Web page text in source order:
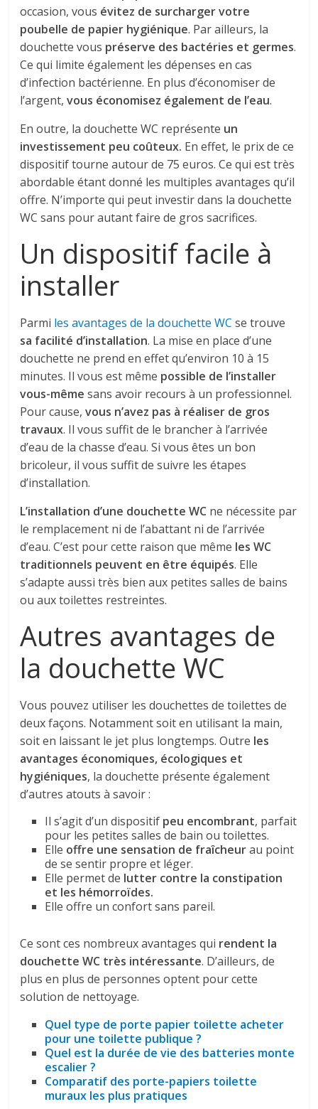
occasion, vous évitez de surcharger votre
poubelle de papier hygiénique. Par ailleurs, la
douchette vous préserve des bactéries et germes.
Ce qui limite également les dépenses en cas
d’infection bactérienne. En plus d’économiser de
l’argent,vous économisez également de l’eau.
En outre, la douchette WC représente un
investissement peu coûteux. En effet, le prix de ce
dispositif tourne autour de 75 euros. Ce qui est très
abordable étant donné les multiples avantages qu’il
offre. N’importe qui peut investir dans la douchette
WC sans pour autant faire de gros sacrifices.
Un dispositif facile à
installer
Parmi les avantages de la douchette WC se trouve
sa facilité d’installation. La mise en place d’une
douchette ne prend en effet qu’environ 10 à 15
minutes. Il vous est même possible de l’installer
vous-même sans avoir recours à un professionnel.
Pour cause,vous n’avez pas à réaliser de gros
travaux. Il vous suffit de le brancher à l’arrivée
d’eau de la chasse d’eau. Si vous êtes un bon
bricoleur, il vous suffit de suivre les étapes
d’installation.
L’installation d’une douchette WC ne nécessite par
le remplacement ni de l’abattant ni de l’arrivée
d’eau. C’est pour cette raison que même les WC
traditionnels peuvent en être équipés. Elle
s’adapte aussi très bien aux petites salles de bains
ou aux toilettes restreintes.
Autres avantages de
la douchette WC
Vous pouvez utiliser les douchettes de toilettes de
deux façons. Notamment soit en utilisant la main,
soit en laissant le jet plus longtemps. Outre les
avantages économiques, écologiques et
hygiéniques, la douchette présente également
d’autres atouts à savoir :
Il s’agit d’un dispositif peu encombrant, parfait
pour les petites salles de bain ou toilettes.
Elle offre une sensation de fraîcheurau point
de se sentir propre et léger.
Elle permet de lutter contre la constipation
et les hémorroïdes.
Elle offre un confort sans pareil.
Ce sont ces nombreux avantages qui rendent la
douchette WC très intéressante. D’ailleurs, de
plus en plus de personnes optent pour cette
solution de nettoyage.
Quel type de porte papier toilette acheter
pour une toilette publique ?
Quel est la durée de vie des batteries monte
escalier ?
Comparatif des porte-papiers toilette
muraux les plus pratiques